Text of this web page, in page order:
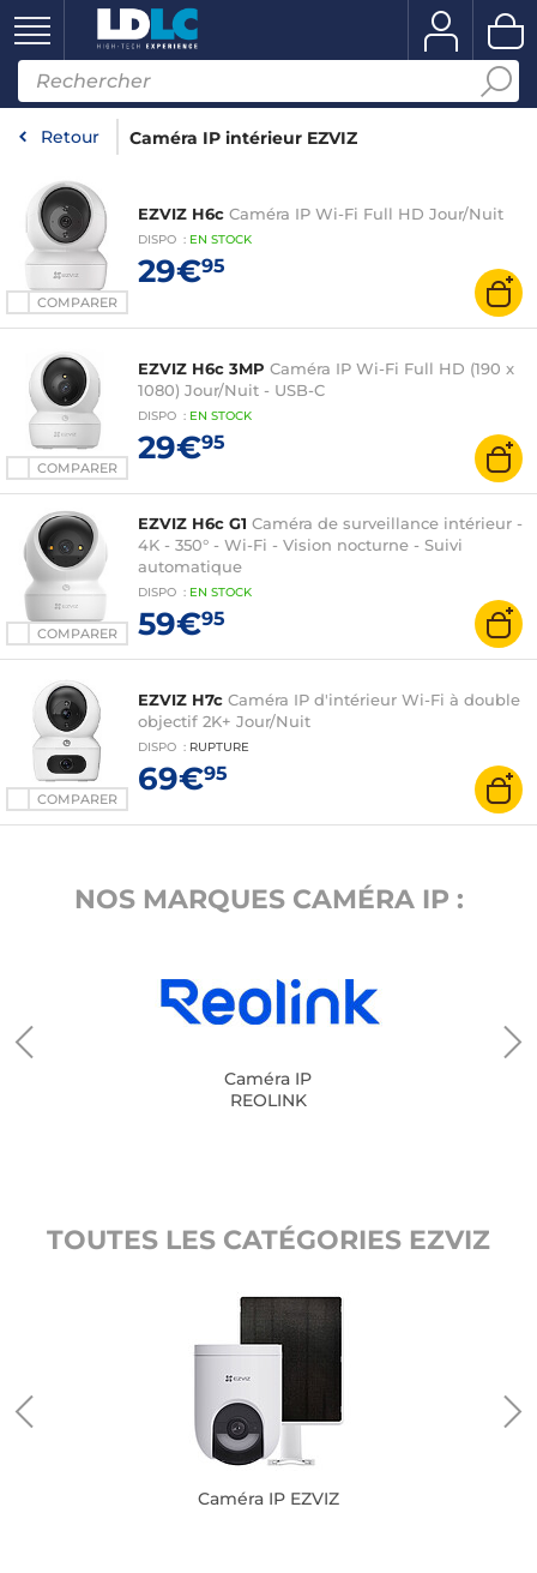
Retour Caméra IP intérieur EZVIZ
COMPARER
EZVIZ H6c Caméra IP Wi-Fi Full HD Jour/Nuit
DISPO : EN STOCK
29€95
COMPARER
EZVIZ H6c 3MP Caméra IP Wi-Fi Full HD (190 x
1080) Jour/Nuit - USB-C
DISPO : EN STOCK
29€95
COMPARER
EZVIZ H6c G1 Caméra de surveillance intérieur -
4K - 350° - Wi-Fi - Vision nocturne - Suivi
automatique
DISPO : EN STOCK
59€95
COMPARER
EZVIZ H7c Caméra IP d'intérieur Wi-Fi à double
objectif 2K+ Jour/Nuit
DISPO : RUPTURE
69€95
NOS MARQUES CAMÉRA IP :
Caméra IP
REOLINK
TOUTES LES CATÉGORIES EZVIZ
Caméra IP EZVIZ